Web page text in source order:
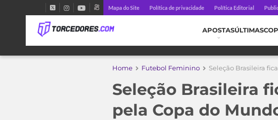
Mapa do Site Política de privacidade Política Editorial
APOSTASÚLTIMAS
Home Futebol Feminino Seleção Brasileira
Seleção Brasileira
pela Copa do